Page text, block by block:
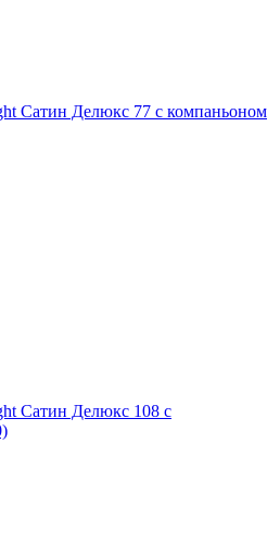
Сатин Делюкс 77 с компаньоном
Сатин Делюкс 108 с